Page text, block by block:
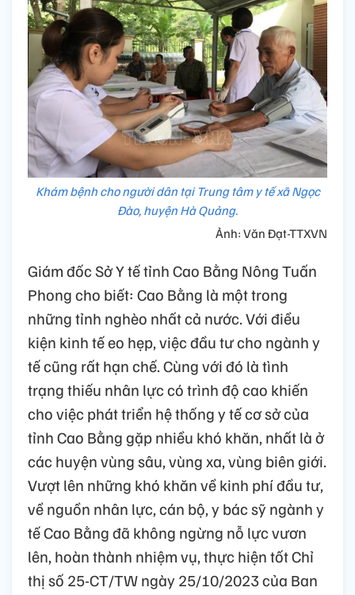
Khám bệnh cho người dân tại Trung tâm y tế xã Ngọc
Đào, huyện Hà Quảng.
Ảnh: Văn Đạt-TTXVN
Giám đốc Sở Y tế tỉnh Cao Bằng Nông Tuấn
Phong cho biết: Cao Bằng là một trong
những tỉnh nghèo nhất cả nước. Với điều
kiện kinh tế eo hẹp, việc đầu tư cho ngành y
tế cũng rất hạn chế. Cùng với đó là tình
trạng thiếu nhân lực có trình độ cao khiến
cho việc phát triển hệ thống y tế cơ sở của
tỉnh Cao Bằng gặp nhiều khó khăn, nhất là ở
các huyện vùng sâu, vùng xa, vùng biên giới.
Vượt lên những khó khăn về kinh phí đầu tư,
về nguồn nhân lực, cán bộ, y bác sỹ ngành y
tế Cao Bằng đã không ngừng nỗ lực vươn
lên, hoàn thành nhiệm vụ, thực hiện tốt Chỉ
thị số 25-CT/TW ngày 25/10/2023 của Ban